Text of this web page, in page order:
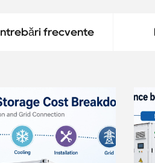
Întrebări frecvente